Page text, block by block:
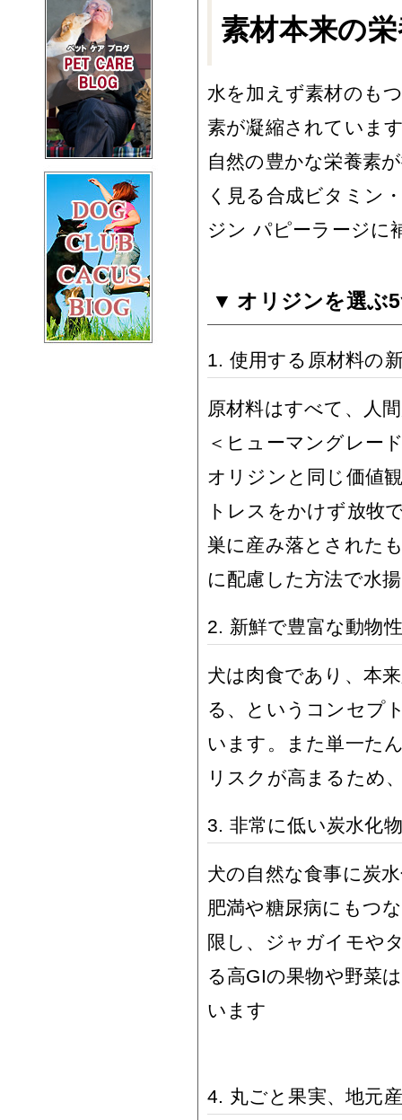
素材本来の
水を加えず素材のも
素が凝縮されていま
自然の豊かな栄養素
く見る合成ビタミン
ジン パピーラージに
オリジンを選ぶ
1. 使用する原材料の
原材料はすべて、人
＜ヒューマングレー
オリジンと同じ価値
トレスをかけず放牧
巣に産み落とされた
に配慮した方法で水
2. 新鮮で豊富な動物
犬は肉食であり、本
る、というコンセプ
います。また単一た
リスクが高まるため
3. 非常に低い炭水化
犬の自然な食事に炭
肥満や糖尿病にもつ
限し、ジャガイモや
る高GIの果物や野菜
います
4. 丸ごと果実、地元